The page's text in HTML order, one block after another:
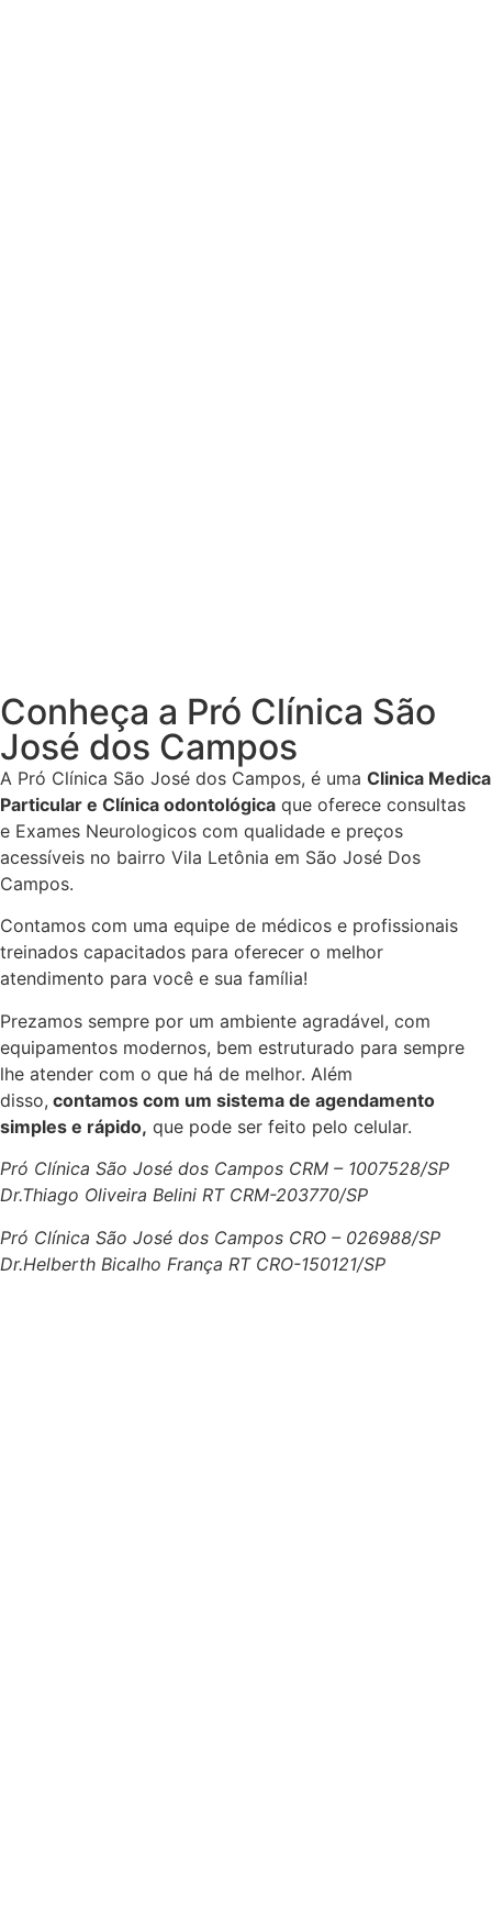
Conheça a Pró Clínica São
José dos Campos
A Pró Clínica São José dos Campos, é uma Clinica Medica
Particular e Clínica odontológica que oferece consultas
e Exames Neurologicos com qualidade e preços
acessíveis no bairro Vila Letônia em São José Dos
Campos.
Contamos com uma equipe de médicos e profissionais
treinados capacitados para oferecer o melhor
atendimento para você e sua família!
Prezamos sempre por um ambiente agradável, com
equipamentos modernos, bem estruturado para sempre
lhe atender com o que há de melhor. Além
disso, contamos com um sistema de agendamento
simples e rápido, que pode ser feito pelo celular.
Pró Clínica São José dos Campos CRM – 1007528/SP
Dr.Thiago Oliveira Belini RT CRM-203770/SP
Pró Clínica São José dos Campos CRO – 026988/SP
Dr.Helberth Bicalho França RT CRO-150121/SP